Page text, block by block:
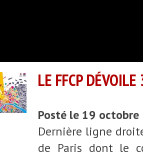
LE FFCP
Posté le 19
Dernière ligne
de Paris dont le